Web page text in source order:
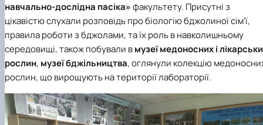
навчально-дослідна пасіка»факультету. Присутні з
цікавістю слухали розповідь про біологію бджолиної сім’ї,
правила роботи з бджолами, та їх роль в навколишньому
середовищі, також побували вмузеї медоносних і
рослин, музеї бджільництва, оглянули колекцію
рослин, що вирощують на території лабораторії.